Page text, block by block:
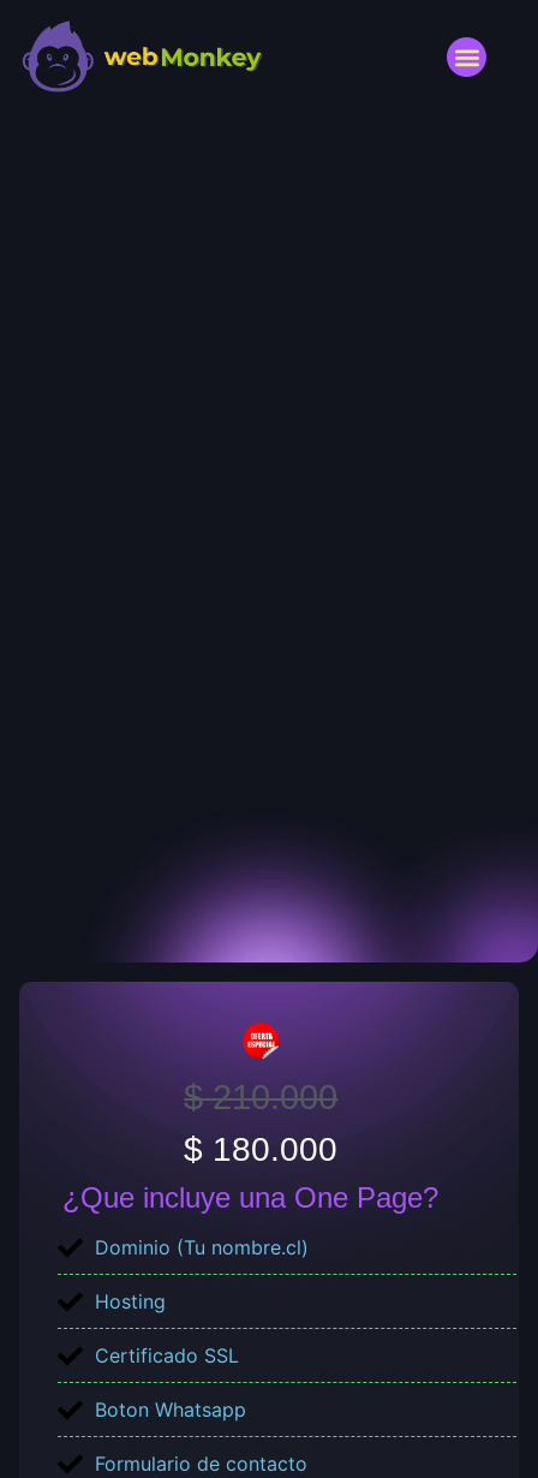
$ 210.000
$ 180.000
¿Que incluye una One Page?
Dominio (Tu nombre.cl)
Hosting
Certificado SSL
Boton Whatsapp
Formulario de contacto